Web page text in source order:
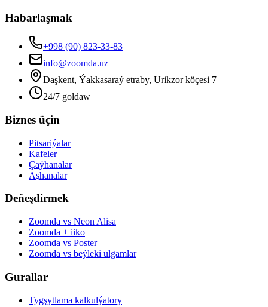
Habarlaşmak
+998 (90) 823-33-83
info@zoomda.uz
Daşkent, Ýakkasaraý etraby, Urikzor köçesi 7
24/7 goldaw
Biznes üçin
Pitsariýalar
Kafeler
Çaýhanalar
Aşhanalar
Deňeşdirmek
Zoomda vs Neon Alisa
Zoomda + iiko
Zoomda vs Poster
Zoomda vs beýleki ulgamlar
Gurallar
Tygşytlama kalkulýatory